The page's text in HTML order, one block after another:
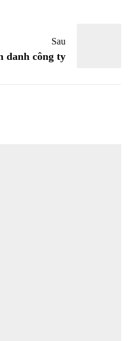
Sau
danh công ty